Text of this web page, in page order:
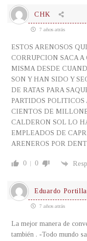
CHK
7 años atrás
ESTOS ARENOSOS
CORRUPCION SACA
MISMA DESDE
SON Y HAN SIDO Y
DE RATAS PARA
PARTIDOS
CIENTOS DE
CALDERON SOL LO
EMPLEADOS DE
ARENEROS POR
0 0
Eduardo Portilla
7 años atrás
La mejor manera de
también . -Todo mundo